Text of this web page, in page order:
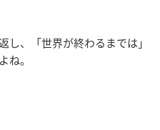
し、「世界が終わるまでは」
ね。